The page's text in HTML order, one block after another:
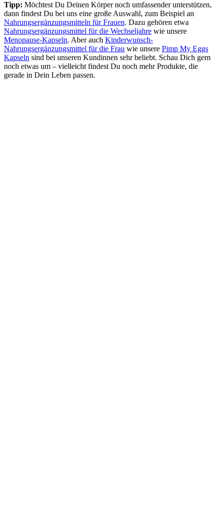
Tipp: Möchtest Du Deinen Körper noch umfassender unterstützen,
dann findest Du bei uns eine große Auswahl, zum Beispiel an
Nahrungsergänzungsmitteln für Frauen. Dazu gehören etwa
Nahrungsergänzungsmittel für die Wechseljahre wie unsere
Menopause-Kapseln. Aber auch Kinderwunsch-
Nahrungsergänzungsmittel für die Frau wie unsere Pimp My Eggs
Kapseln sind bei unseren Kundinnen sehr beliebt. Schau Dich gern
noch etwas um – vielleicht findest Du noch mehr Produkte, die
gerade in Dein Leben passen.